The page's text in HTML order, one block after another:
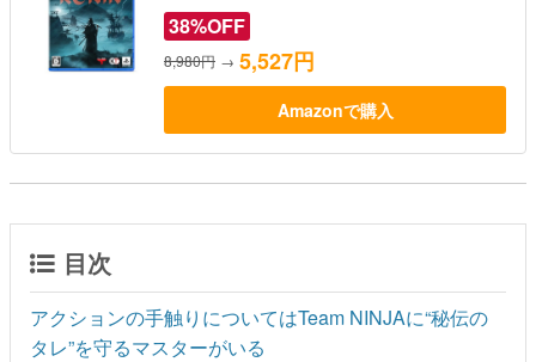
38%OFF
8,980円 → 5,527円
Amazonで購入
目次
アクションの手触りについてはTeam NINJAに“秘伝の
タレ”を守るマスターがいる